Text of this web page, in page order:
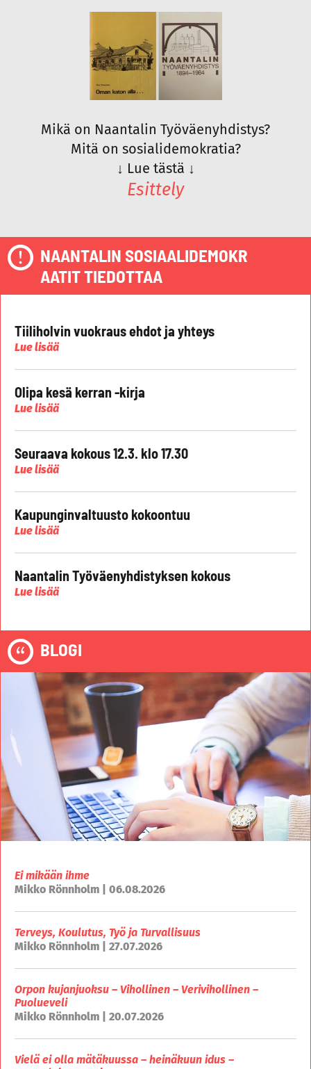
Mikä on Naantalin Työväenyhdistys?
Mitä on sosialidemokratia?
↓ Lue tästä ↓
Esittely
NAANTALIN SOSIAALIDEMOKR
AATIT TIEDOTTAA
Tiiliholvin vuokraus ehdot ja yhteys
Lue lisää
Olipa kesä kerran -kirja
Lue lisää
Seuraava kokous 12.3. klo 17.30
Lue lisää
Kaupunginvaltuusto kokoontuu
Lue lisää
Naantalin Työväenyhdistyksen kokous
Lue lisää
BLOGI
Ei mikään ihme
Mikko Rönnholm | 06.08.2026
Terveys, Koulutus, Työ ja Turvallisuus
Mikko Rönnholm | 27.07.2026
Orpon kujanjuoksu – Vihollinen – Verivihollinen –
Puolueveli
Mikko Rönnholm | 20.07.2026
Vielä ei olla mätäkuussa – heinäkuun idus –